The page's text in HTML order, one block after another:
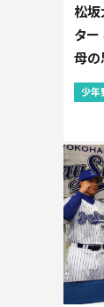
松坂
ター
母の
少年